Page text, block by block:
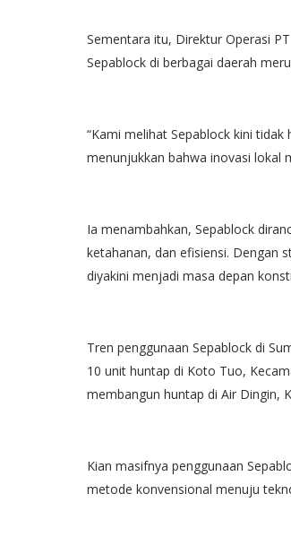
Sementara itu, Direktur Operasi
Sepablock di berbagai daerah
“Kami melihat Sepablock kini
menunjukkan bahwa inovasi lokal
Ia menambahkan, Sepablock
ketahanan, dan efisiensi. Dengan
diyakini menjadi masa depan
Tren penggunaan Sepablock di
10 unit huntap di Koto Tuo,
membangun huntap di Air Dingin,
Kian masifnya penggunaan
metode konvensional menuju